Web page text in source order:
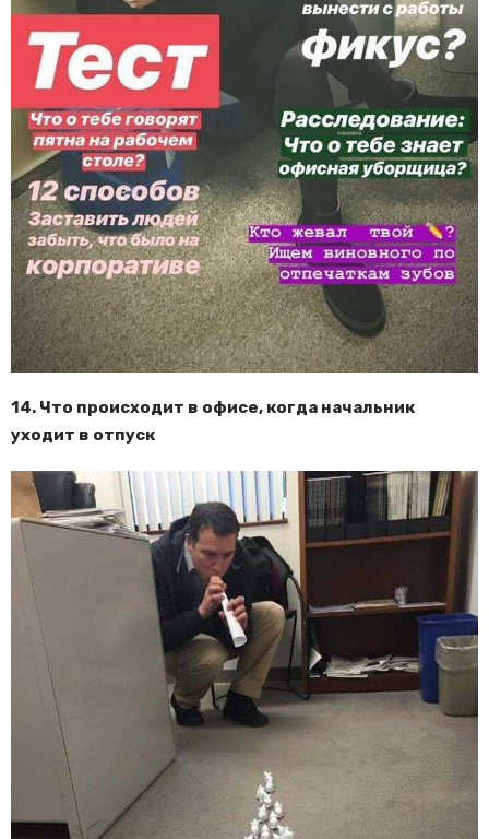
14. Что происходит в офисе, когда начальник
уходит в отпуск